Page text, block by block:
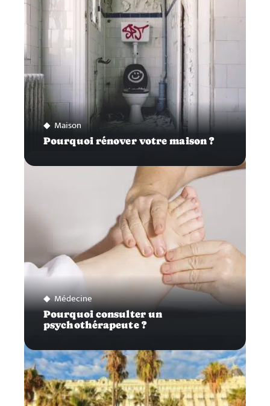
Maison
Pourquoi rénover votre maison ?
Médecine
Pourquoi consulter un
psychothérapeute ?